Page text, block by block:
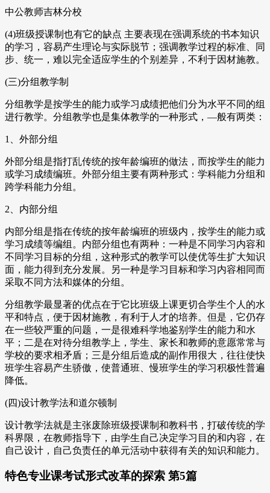
中公教师吉林分校
(4)班级授课制也有它的缺点 主要表现在强调系统的书本知识
的学习，容易产生理论与实际脱节；强调教学过程的标准、同
步、统一，难以完全适应学生的个别差异，不利于因材施教。
(三)分组教学制
分组教学是按学生的能力或学习成绩把他们分为水平不同的组
进行教学。分组教学也是集体教学的一种形式，—般有两类：
1、外部分组
外部分组是指打乱传统的按年龄编班的做法，而按学生的能力
或学习成绩编班。外部分组主要有两种形式：学科能力分组和
跨学科能力分组。
2、内部分组
内部分组是指在传统的按年龄编班的班级内，按学生的能力或
学习成绩等编组。内部分组也有两种：一种是不同学习内容和
不同学习目标的分组，这种形式的教学可以使优等生扩大知识
面，能力得到充分发展。另一种是学习目标和学习内容相同而
采取不同方法和媒体的分组。
分组教学最显著的优点在于它比班级上课更切合学生个人的水
平和特点，便于因材施教，有利于人才的培养。但是，它仍存
在一些较严重的问题，一是很难科学地鉴别学生的能力和水
平；二是在对待分组教学上，学生、家长和教师的意愿常常与
学校的要求相矛盾；三是分组后造成的副作用很大，往往使快
班学生容易产生骄傲，使普通班、慢班学生的学习积极性普遍
降低。
(四)设计教学法和道尔顿制
设计教学法就是主张废除班级授课制和教科书，打破传统的学
科界限，在教师指导下，由学生自己决定学习目的和内容，在
自己设计，自己负责任的单元活动中获得有关的知识和能力。
特色专业课考试形式改革的探索 第5篇